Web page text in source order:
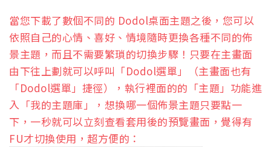
當您下載了數個不同的 Dodol桌面主題之後，您可以
依照自己的心情、喜好、情境隨時更換各種不同的佈
景主題，而且不需要繁瑣的切換步驟！只要在主畫面
由下往上劃就可以呼叫「Dodol選單」（主畫面也有
「Dodol選單」捷徑），執行裡面的的「主題」功能進
入「我的主題庫」，想換哪一個佈景主題只要點一
下，一秒就可以立刻查看套用後的預覽畫面，覺得有
FU才切換使用，超方便的：